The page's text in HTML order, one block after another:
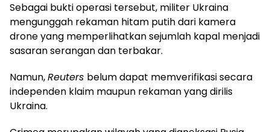
Sebagai bukti operasi tersebut, militer Ukraina
mengunggah rekaman hitam putih dari kamera
drone yang memperlihatkan sejumlah kapal menjadi
sasaran serangan dan terbakar.
Namun,Reuters belum dapat memverifikasi secara
independen klaim maupun rekaman yang dirilis
Ukraina.